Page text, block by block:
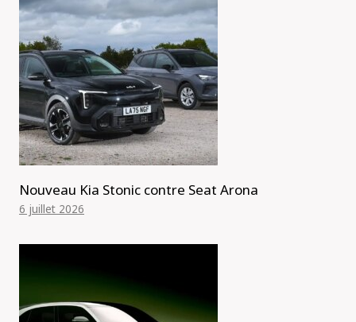
Nouveau Kia Stonic contre Seat Arona
6 juillet 2026